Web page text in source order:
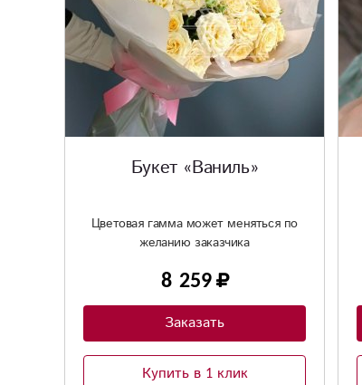
Букет «Ваниль»
Цветовая гамма может меняться по
желанию заказчика
8 259
Заказать
Купить в 1 клик